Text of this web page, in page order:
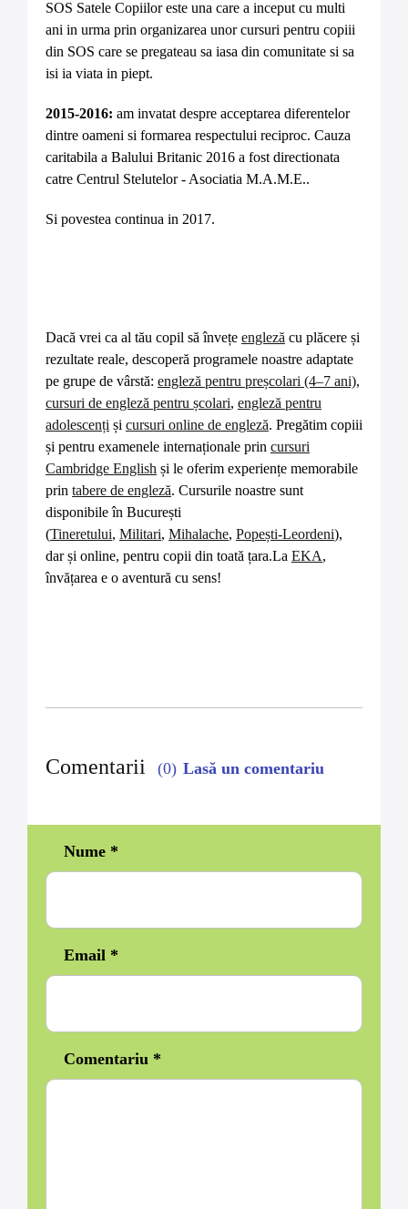
SOS Satele Copiilor este una care a inceput cu multi
ani in urma prin organizarea unor cursuri pentru copiii
din SOS care se pregateau sa iasa din comunitate si sa
isi ia viata in piept.
2015-2016: am invatat despre acceptarea diferentelor
dintre oameni si formarea respectului reciproc. Cauza
caritabila a Balului Britanic 2016 a fost directionata
catre Centrul Stelutelor - Asociatia M.A.M.E..
Si povestea continua in 2017.
Dacă vrei ca al tău copil să învețe engleză cu plăcere și
rezultate reale, descoperă programele noastre adaptate
pe grupe de vârstă: engleză pentru preșcolari (4–7 ani),
cursuri de engleză pentru școlari, engleză pentru
adolescenți și cursuri online de engleză. Pregătim copiii
și pentru examenele internaționale prin cursuri
Cambridge English și le oferim experiențe memorabile
prin tabere de engleză. Cursurile noastre sunt
disponibile în București
(Tineretului, Militari, Mihalache, Popești-Leordeni),
dar și online, pentru copii din toată țara.La EKA,
învățarea e o aventură cu sens!
Comentarii (0) Lasă un comentariu
Comentariu *
Nume *
Email *